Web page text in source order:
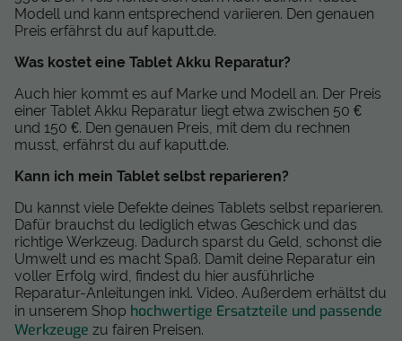
Modell und kann entsprechend variieren. Den genauen
Preis erfährst du auf kaputt.de.
Was kostet eine Tablet Akku Reparatur?
Auch hier kommt es auf Marke und Modell an. Der Preis
einer Tablet Akku Reparatur liegt etwa zwischen 50 €
und 150 €. Den genauen Preis, mit dem du rechnen
musst, erfährst du auf kaputt.de.
Kann ich mein Tablet selbst reparieren?
Du kannst viele Defekte deines Tablets selbst reparieren.
Dafür brauchst du lediglich etwas Geschick und das
richtige Werkzeug. Dadurch sparst du Geld, schonst die
Umwelt und es macht Spaß. Damit deine Reparatur ein
voller Erfolg wird, findest du hier ausführliche
Reparatur-Anleitungen inkl. Video. Außerdem erhältst du
in unserem Shop hochwertige Ersatzteile und passende
Werkzeuge zu fairen Preisen.